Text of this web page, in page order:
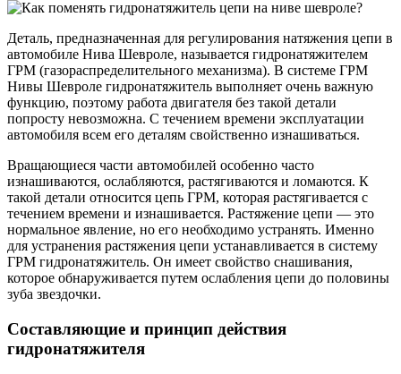
Деталь, предназначенная для регулирования натяжения цепи в
автомобиле Нива Шевроле, называется гидронатяжителем
ГРМ (газораспределительного механизма). В системе ГРМ
Нивы Шевроле гидронатяжитель выполняет очень важную
функцию, поэтому работа двигателя без такой детали
попросту невозможна. С течением времени эксплуатации
автомобиля всем его деталям свойственно изнашиваться.
Вращающиеся части автомобилей особенно часто
изнашиваются, ослабляются, растягиваются и ломаются. К
такой детали относится цепь ГРМ, которая растягивается с
течением времени и изнашивается. Растяжение цепи — это
нормальное явление, но его необходимо устранять. Именно
для устранения растяжения цепи устанавливается в систему
ГРМ гидронатяжитель. Он имеет свойство снашивания,
которое обнаруживается путем ослабления цепи до половины
зуба звездочки.
Составляющие и принцип действия
гидронатяжителя